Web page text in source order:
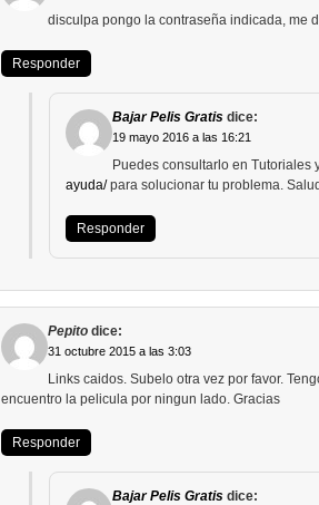
disculpa pongo la contraseña indicada, me
Responder
Bajar Pelis Gratis dice:
19 mayo 2016 a las 16:21
Puedes consultarlo en Tutoriales
ayuda/para solucionar tu problema.
Responder
Pepito dice:
31 octubre 2015 a las 3:03
Links caidos. Subelo otra vez por favor.
encuentro la pelicula por ningun lado. Gracias
Responder
Bajar Pelis Gratis dice: